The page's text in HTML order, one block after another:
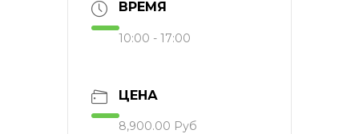
ВРЕМЯ
10:00 - 17:00
ЦЕНА
8,900.00 Руб